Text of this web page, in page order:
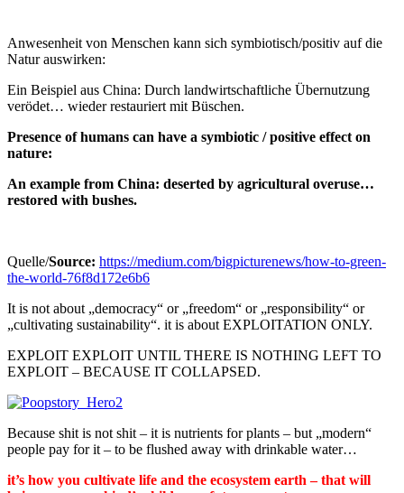
Anwesenheit von Menschen kann sich symbiotisch/positiv auf die
Natur auswirken:
Ein Beispiel aus China: Durch landwirtschaftliche Übernutzung
verödet… wieder restauriert mit Büschen.
Presence of humans can have a symbiotic / positive effect on
nature:
An example from China: deserted by agricultural overuse…
restored with bushes.
Quelle/Source: https://medium.com/bigpicturenews/how-to-green-
the-world-76f8d172e6b6
It is not about „democracy“ or „freedom“ or „responsibility“ or
„cultivating sustainability“. it is about EXPLOITATION ONLY.
EXPLOIT EXPLOIT UNTIL THERE IS NOTHING LEFT TO
EXPLOIT – BECAUSE IT COLLAPSED.
Because shit is not shit – it is nutrients for plants – but „modern“
people pay for it – to be flushed away with drinkable water…
it’s how you cultivate life and the ecosystem earth – that will